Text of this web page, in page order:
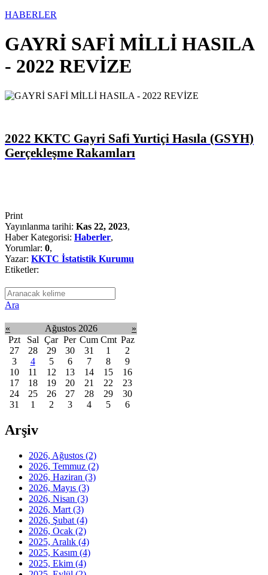
HABERLER
GAYRİ SAFİ MİLLİ HASILA
- 2022 REVİZE
2022 KKTC Gayri Safi Yurtiçi Hasıla (GSYH)
Gerçekleşme Rakamları
Print
Yayınlanma tarihi: Kas 22, 2023,
Haber Kategorisi: Haberler,
Yorumlar: 0,
Yazar: KKTC İstatistik Kurumu
Etiketler:
Ara
« Ağustos 2026
»
Pzt
Sal Çar Per Cum Cmt Paz
27
28 29 30 31 1
2
3
4 5 6 7 8
9
10
11 12 13 14 15
16
17
18 19 20 21 22
23
24
25 26 27 28 29
30
31
1 2 3 4 5 6
Arşiv
2026, Ağustos (2)
2026, Temmuz (2)
2026, Haziran (3)
2026, Mayıs (3)
2026, Nisan (3)
2026, Mart (3)
2026, Şubat (4)
2026, Ocak (2)
2025, Aralık (4)
2025, Kasım (4)
2025, Ekim (4)